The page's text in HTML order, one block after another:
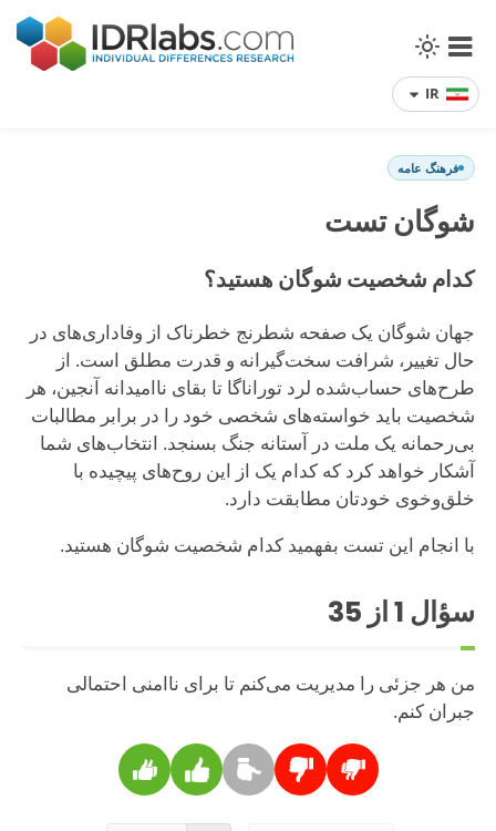
IR
فرهنگ عامه
شوگان تست
کدام شخصیت شوگان هستید؟
جهان شوگان یک صفحه شطرنج خطرناک از وفاداری‌های در
حال تغییر، شرافت سخت‌گیرانه و قدرت مطلق است. از
طرح‌های حساب‌شده لرد توراناگا تا بقای ناامیدانه آنجین، هر
شخصیت باید خواسته‌های شخصی خود را در برابر مطالبات
بی‌رحمانه یک ملت در آستانه جنگ بسنجد. انتخاب‌های شما
آشکار خواهد کرد که کدام یک از این روح‌های پیچیده با
خلق‌وخوی خودتان مطابقت دارد.
با انجام این تست بفهمید کدام شخصیت شوگان هستید.
سؤال 1از 35
من هر جزئی را مدیریت می‌کنم تا برای ناامنی احتمالی
جبران کنم.